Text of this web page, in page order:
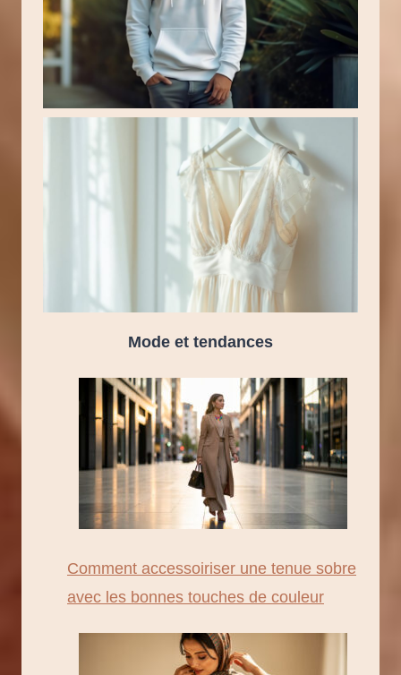
Mode et tendances
Comment accessoiriser une tenue sobre
avec les bonnes touches de couleur